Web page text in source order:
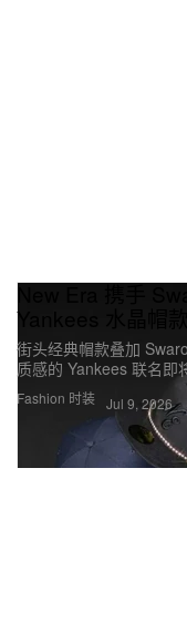
Fashion 时装
New Era 携手
Yankees 水晶帽
街头经典帽款叠加
质感的 Yankees 联名即
Jul 9, 2026